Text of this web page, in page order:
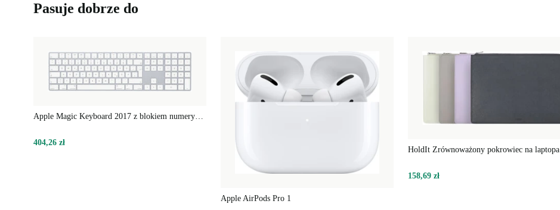
Pasuje dobrze do
404,26 zł
Apple AirPods Pro 1
HoldIt Zrównoważony pokrowiec na laptopa
158,69 zł